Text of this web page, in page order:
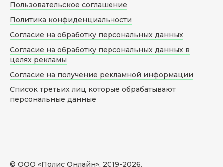
© ООО «Полис Онлайн», 2019-2026.
Пользовательское соглашение
Политика конфиденциальности
Согласие на обработку персональных данных
Согласие на обработку персональных данных в
целях рекламы
Согласие на получение рекламной информации
Список третьих лиц которые обрабатывают
персональные данные